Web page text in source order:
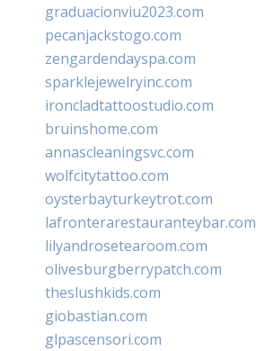
graduacionviu2023.com
pecanjackstogo.com
zengardendayspa.com
sparklejewelryinc.com
ironcladtattoostudio.com
bruinshome.com
annascleaningsvc.com
wolfcitytattoo.com
oysterbayturkeytrot.com
lafronterarestauranteybar.com
lilyandrosetearoom.com
olivesburgberrypatch.com
theslushkids.com
giobastian.com
glpascensori.com